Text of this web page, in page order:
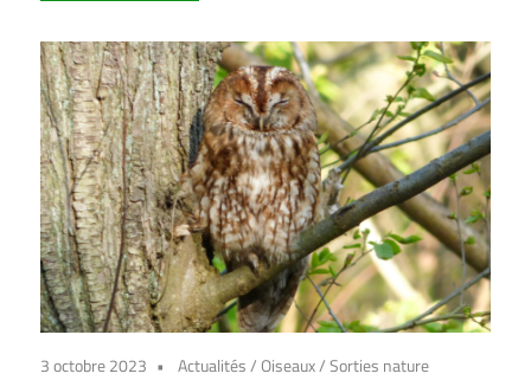
3 octobre 2023 Actualités/Oiseaux/Sorties nature